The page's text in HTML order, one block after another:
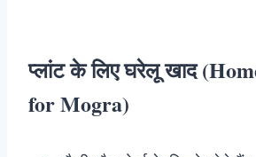
प्लांट के लिए घरेलू खाद
for Mogra)